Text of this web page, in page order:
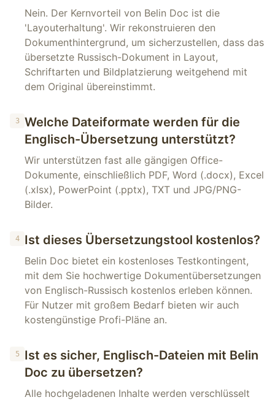
Nein. Der Kernvorteil von Belin Doc ist die
'Layouterhaltung'. Wir rekonstruieren den
Dokumenthintergrund, um sicherzustellen, dass das
übersetzte Russisch-Dokument in Layout,
Schriftarten und Bildplatzierung weitgehend mit
dem Original übereinstimmt.
3
Welche Dateiformate werden für die
Englisch-Übersetzung unterstützt?
Wir unterstützen fast alle gängigen Office-
Dokumente, einschließlich PDF, Word (.docx), Excel
(.xlsx), PowerPoint (.pptx), TXT und JPG/PNG-
Bilder.
4 Ist dieses Übersetzungstool kostenlos?
Belin Doc bietet ein kostenloses Testkontingent,
mit dem Sie hochwertige Dokumentübersetzungen
von Englisch-Russisch kostenlos erleben können.
Für Nutzer mit großem Bedarf bieten wir auch
kostengünstige Profi-Pläne an.
5
Ist es sicher, Englisch-Dateien mit Belin
Doc zu übersetzen?
Alle hochgeladenen Inhalte werden verschlüsselt